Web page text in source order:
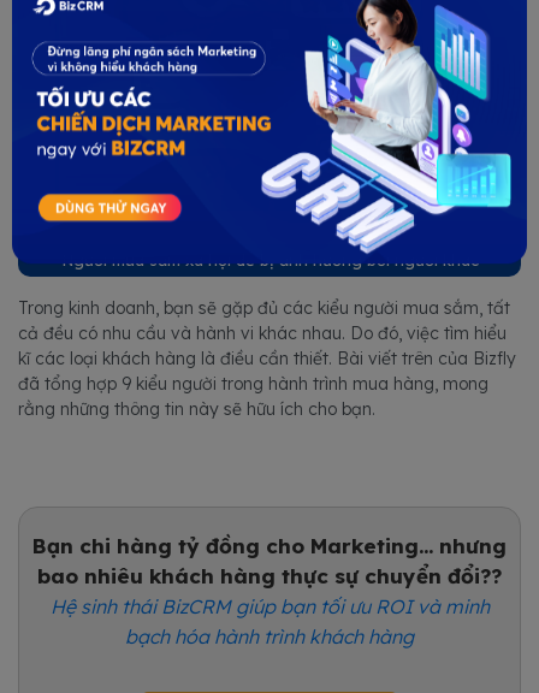
Người mua sắm xã hội dễ bị ảnh hưởng bởi người khác
Trong kinh doanh, bạn sẽ gặp đủ các kiểu người mua sắm, tất
cả đều có nhu cầu và hành vi khác nhau. Do đó, việc tìm hiểu
kĩ các loại khách hàng là điều cần thiết. Bài viết trên của Bizfly
đã tổng hợp 9 kiểu người trong hành trình mua hàng, mong
rằng những thông tin này sẽ hữu ích cho bạn.
Bạn chi hàng tỷ đồng cho Marketing... nhưng
bao nhiêu khách hàng thực sự chuyển đổi??
Hệ sinh thái BizCRM giúp bạn tối ưu ROI và minh
bạch hóa hành trình khách hàng